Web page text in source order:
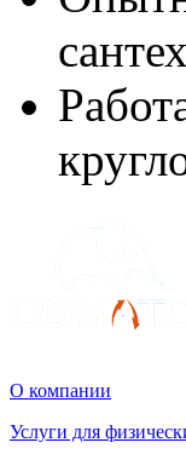
О компании
Услуги для